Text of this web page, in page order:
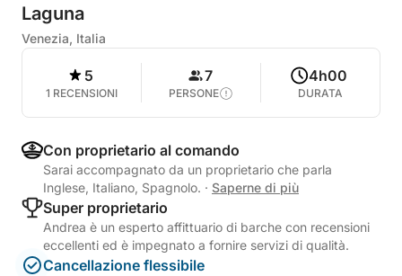
Laguna
Venezia, Italia
5
1 RECENSIONI
7
PERSONE
4h00
DURATA
Con proprietario al comando
Sarai accompagnato da un proprietario che parla
Inglese, Italiano, Spagnolo. · Saperne di più
Super proprietario
Andrea è un esperto affittuario di barche con recensioni
eccellenti ed è impegnato a fornire servizi di qualità.
Cancellazione flessibile